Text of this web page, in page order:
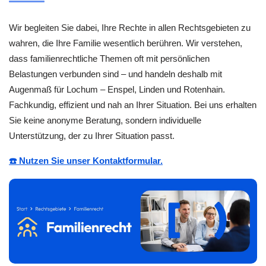
Wir begleiten Sie dabei, Ihre Rechte in allen Rechtsgebieten zu
wahren, die Ihre Familie wesentlich berühren. Wir verstehen,
dass familienrechtliche Themen oft mit persönlichen
Belastungen verbunden sind – und handeln deshalb mit
Augenmaß für Lochum – Enspel, Linden und Rotenhain.
Fachkundig, effizient und nah an Ihrer Situation. Bei uns erhalten
Sie keine anonyme Beratung, sondern individuelle
Unterstützung, der zu Ihrer Situation passt.
☎️ Nutzen Sie unser Kontaktformular.